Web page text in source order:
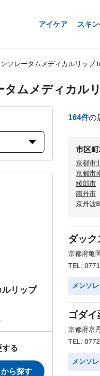
アイケア スキ
ソレータムメディカルリップ
タムメディカル
リップ
する
ら探す
164件の
市区
京都市
京都市
綾部市
南丹市
京丹波
ダッ
京都府亀
TEL:
メンソ
ゴダ
京都府京
TEL:
メンソ